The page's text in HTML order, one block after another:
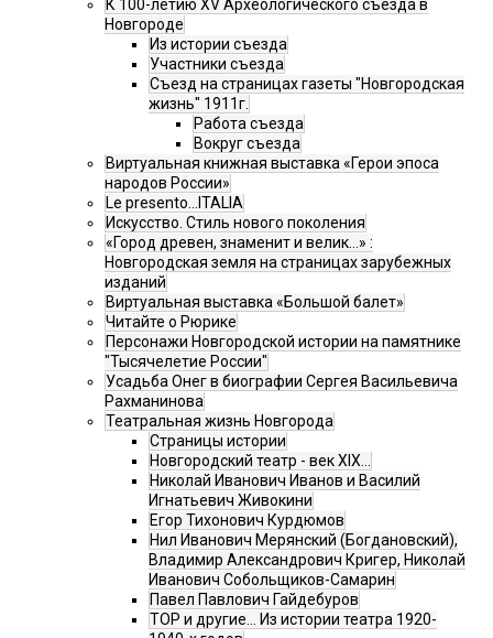
К 100-летию XV Археологического съезда в
Новгороде
Из истории съезда
Участники съезда
Cъезд на страницах газеты "Новгородская
жизнь" 1911г.
Работа съезда
Вокруг съезда
Виртуальная книжная выставка «Герои эпоса
народов России»
Le presento...ITALIA
Искусство. Стиль нового поколения
«Город древен, знаменит и велик…» :
Новгородская земля на страницах зарубежных
изданий
Виртуальная выставка «Большой балет»
Читайте о Рюрике
Персонажи Новгородской истории на памятнике
"Тысячелетие России"
Усадьба Онег в биографии Сергея Васильевича
Рахманинова
Театральная жизнь Новгорода
Страницы истории
Новгородский театр - век XIX…
Николай Иванович Иванов и Василий
Игнатьевич Живокини
Егор Тихонович Курдюмов
Нил Иванович Мерянский (Богдановский),
Владимир Александрович Кригер, Николай
Иванович Собольщиков-Самарин
Павел Павлович Гайдебуров
ТОР и другие… Из истории театра 1920-